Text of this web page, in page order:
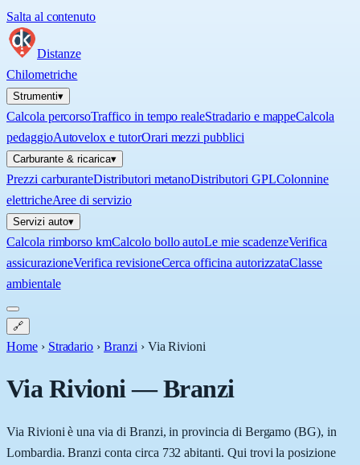
Salta al contenuto
Distanze
Chilometriche
Strumenti▾
Calcola percorsoTraffico in tempo realeStradario e mappeCalcola
pedaggioAutovelox e tutorOrari mezzi pubblici
Carburante & ricarica▾
Prezzi carburanteDistributori metanoDistributori GPLColonnine
elettricheAree di servizio
Servizi auto▾
Calcola rimborso kmCalcolo bollo autoLe mie scadenzeVerifica
assicurazioneVerifica revisioneCerca officina autorizzataClasse
ambientale
🔗
Home › Stradario › Branzi › Via Rivioni
Via Rivioni—Branzi
Via Rivioni è una via di Branzi, in provincia di Bergamo (BG), in
Lombardia. Branzi conta circa 732 abitanti. Qui trovi la posizione